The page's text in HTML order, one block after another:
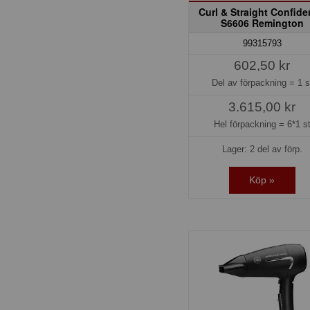
Curl & Straight
S6606 Remington
99315793
602,50 kr
Del av förpackning = 1
3.615,00 kr
Hel förpackning = 6*1 st
Lager: 2 del av förp.
Köp »